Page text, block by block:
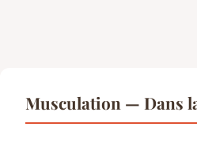
Musculation — Dans